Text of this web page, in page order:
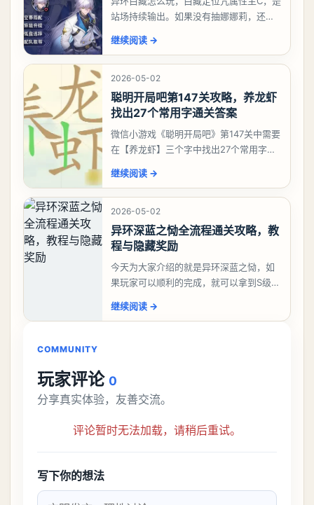
站场持续输出。如果没有抽娜娜莉，还没
有娜娜莉缺另外一个二队C想打深渊也可以
考虑养个白藏
继续阅读 →
2026-05-02
聪明开局吧第147关攻略，养龙虾
找出27个常用字通关答案
微信小游戏《聪明开局吧》第147关中需要
在【养龙虾】三个字中找出27个常用字，
大、夫、夰、巾、中、虫、下、虾、卜、
囗、吓、卟、
继续阅读 →
2026-05-02
异环深蓝之恸全流程通关攻略，教
程与隐藏奖励
今天为大家介绍的就是异环深蓝之恸，如
果玩家可以顺利的完成，就可以拿到S级弧
比较高的，对于那些新手玩家并不建议直
继续阅读 →
COMMUNITY
玩家评论 0
分享真实体验，友善交流。
评论暂时无法加载，请稍后重试。
写下你的想法